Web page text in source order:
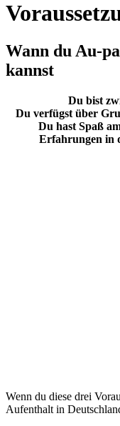
Wann du Au-
kannst
Du bist
Du verfügst über
Du hast Spaß
Erfahrungen in
Wenn du diese drei
Aufenthalt in